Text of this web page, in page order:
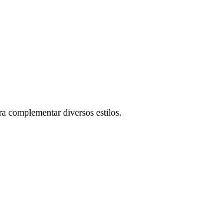
complementar diversos estilos.